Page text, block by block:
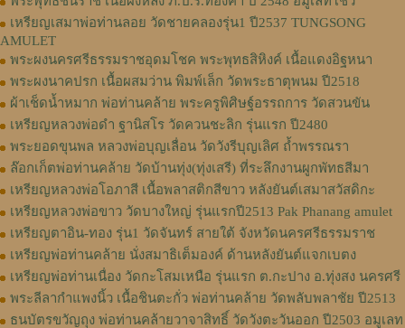
เหรียญเสมาพ่อท่านลอย วัดชายคลองรุ่น1 ปี2537 TUNGSONG
AMULET
พระผงนครศรีธรรมราชอุดมโชค พระพุทธสิหิงค์ เนื้อแดงอิฐหนา
พระผงนาคปรก เนื้อผสมว่าน พิมพ์เล็ก วัดพระธาตุพนม ปี2518
ผ้าเช็ดน้ำหมาก พ่อท่านคล้าย พระครูพิศิษฐ์อรรถการ วัดสวนขัน
เหรียญหลวงพ่อดำ ฐานิสโร วัดควนชะลิก รุ่นแรก ปี2480
พระยอดขุนพล หลวงพ่อบุญเลื่อน วัดวังรีบุญเลิศ ถ้ำพรรณรา
ล๊อกเก็ตพ่อท่านคล้าย วัดบ้านทุ่ง(ทุ่งเสรี) ที่ระลึกงานผูกพัทธสีมา
เหรียญหลวงพ่อโอภาสี เนื้อพลาสติกสีขาว หลังยันต์เสมาสวัสดิกะ
เหรียญหลวงพ่อขาว วัดบางใหญ่ รุ่นแรกปี2513 Pak Phanang amulet
เหรียญตาอิน-ทอง รุ่น1 วัดจันทร์ สายใต้ จังหวัดนครศรีธรรมราช
เหรียญพ่อท่านคล้าย นั่งสมาธิเต็มองค์ ด้านหลังยันต์แจกเบตง
เหรียญพ่อท่านเนื่อง วัดกะโสมเหนือ รุ่นแรก ต.กะปาง อ.ทุ่งสง นครศรี
พระลีลากำแพงนิ้ว เนื้อชินตะกั่ว พ่อท่านคล้าย วัดพลับพลาชัย ปี2513
ธนบัตรขวัญถุง พ่อท่านคล้ายวาจาสิทธิ์ วัดวังตะวันออก ปี2503 อมูเลท